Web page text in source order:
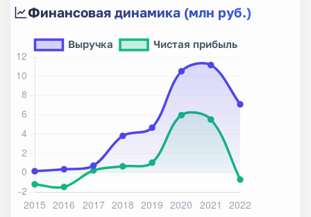
Финансовая динамика (млн руб.)